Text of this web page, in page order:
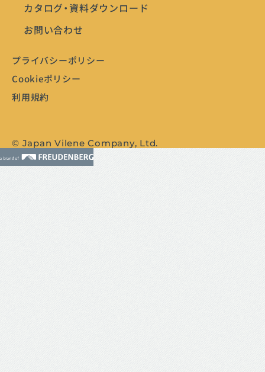
カタログ・資料ダウンロード
お問い合わせ
プライバシーポリシー
Cookieポリシー
利用規約
© Japan Vilene Company, Ltd.